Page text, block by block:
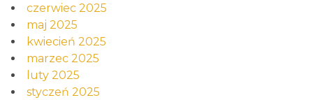
czerwiec 2025
maj 2025
kwiecień 2025
marzec 2025
luty 2025
styczeń 2025